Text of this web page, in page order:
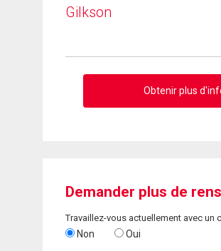
Gilkson
Obtenir plus
Demander plus de
Travaillez-vous actuellement avec un
Non Oui